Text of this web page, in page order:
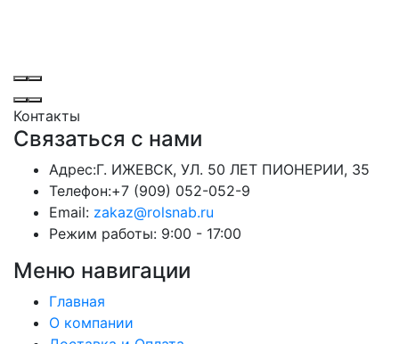
Контакты
Связаться с нами
Адрес:Г. ИЖЕВСК, УЛ. 50 ЛЕТ ПИОНЕРИИ, 35
Телефон:+7 (909) 052-052-9
Email: zakaz@rolsnab.ru
Режим работы: 9:00 - 17:00
Меню навигации
Главная
О компании